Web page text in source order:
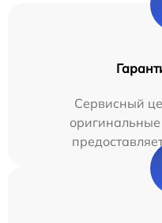
Сервисный
оригинальные